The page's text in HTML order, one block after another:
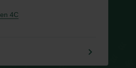
4C
keyboard_arrow_right